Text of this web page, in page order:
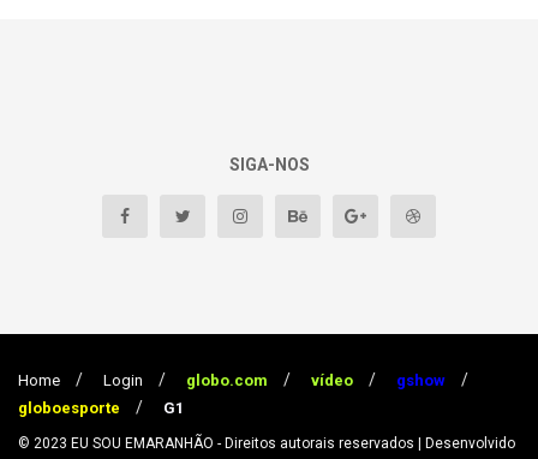
SIGA-NOS
Home Login globo.com vídeo
gshow
globoesporte
G1
© 2023 EU SOU EMARANHÃO - Direitos autorais reservados | Desenvolvido